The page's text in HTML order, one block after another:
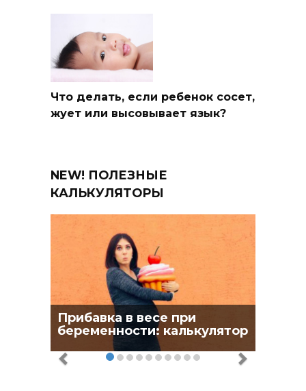
Что делать, если ребенок сосет,
жует или высовывает язык?
NEW! ПОЛЕЗНЫЕ
КАЛЬКУЛЯТОРЫ
Прибавка в весе при
беременности: калькулятор